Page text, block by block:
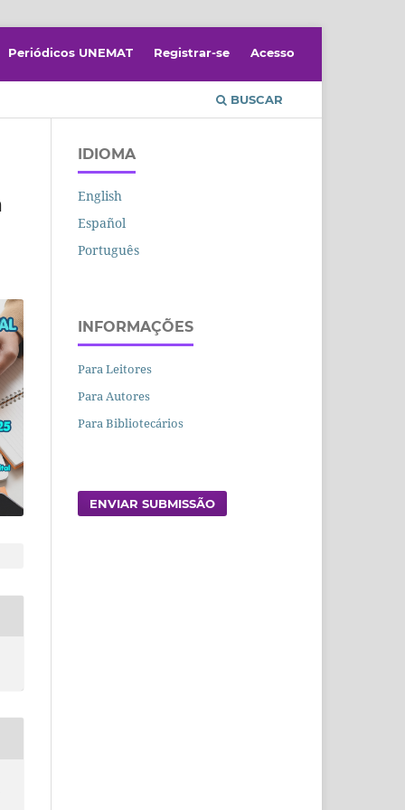
BUSCAR
Periódicos UNEMAT Registrar-se Acesso
IDIOMA
English
Español
Português
INFORMAÇÕES
Para Leitores
Para Autores
Para Bibliotecários
ENVIAR SUBMISSÃO